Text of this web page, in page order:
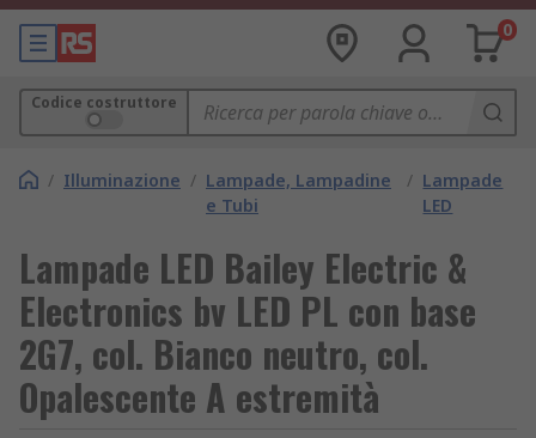
0
Codice costruttore
/ Illuminazione / Lampade, Lampadine
e Tubi
/ Lampade
LED
Lampade LED Bailey Electric &
Electronics bv LED PL con base
2G7, col. Bianco neutro, col.
Opalescente A estremità